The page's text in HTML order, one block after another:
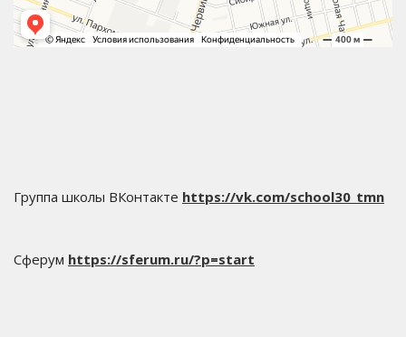
Группа школы ВКонтакте https://vk.com/school30_tmn
Сферум https://sferum.ru/?p=start